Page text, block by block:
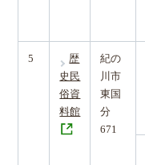
5
歴
史民
俗資
料館
紀の
川市
東国
分
671